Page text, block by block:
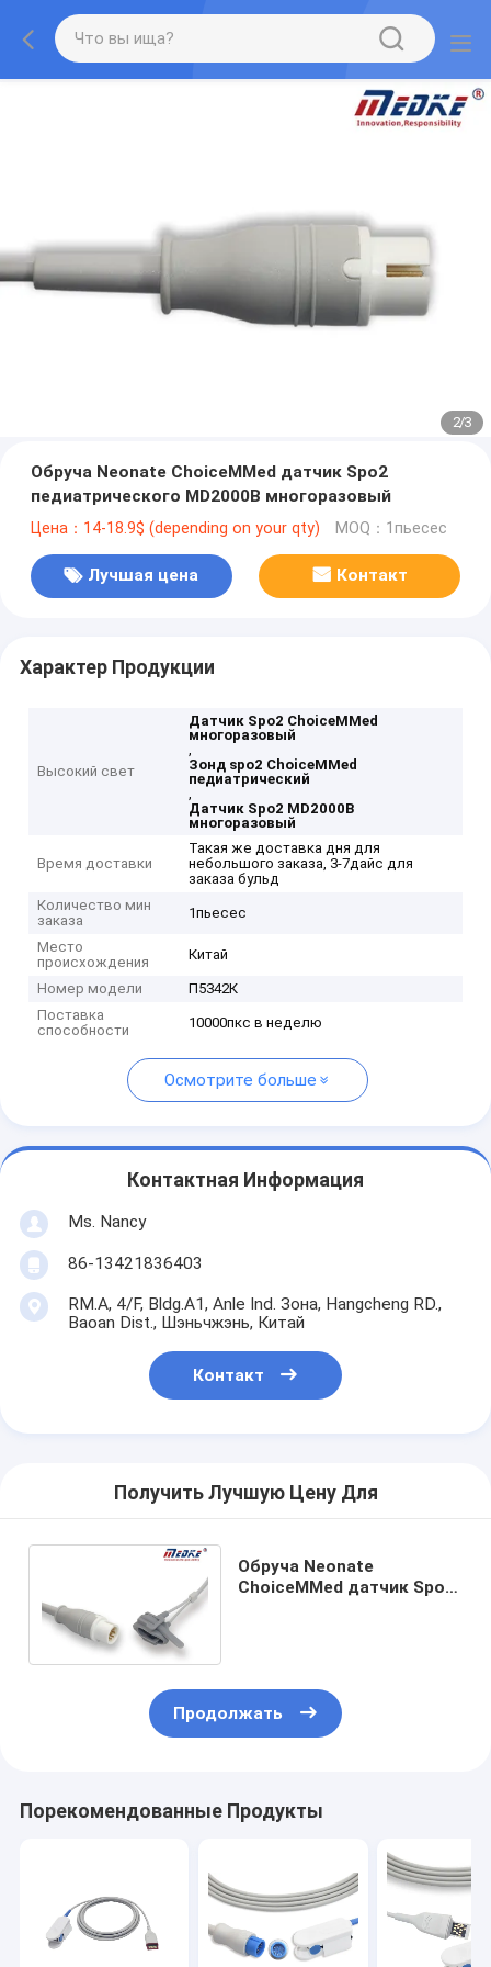
2/3
Обруча Neonate ChoiceMMed датчик Spo2
педиатрического MD2000B многоразовый
Цена：14-18.9$ (depending on your qty) MOQ：1пьесес
Лучшая цена Контакт
Характер Продукции
Высокий свет
Датчик Spo2 ChoiceMMed
многоразовый
,
Зонд spo2 ChoiceMMed
педиатрический
,
Датчик Spo2 MD2000B
многоразовый
Время доставки
Такая же доставка дня для
небольшого заказа, 3-7дайс для
заказа бульд
Количество мин
заказа
1пьесес
Место
происхождения
Китай
Номер модели
П5342К
Поставка
способности
10000пкс в неделю
Осмотрите больше
Контактная Информация
Ms. Nancy
86-13421836403
RM.A, 4/F, Bldg.A1, Anle Ind. Зона, Hangcheng RD.,
Baoan Dist., Шэньчжэнь, Китай
Контакт
Получить Лучшую Цену Для
Обруча Neonate
ChoiceMMed датчик Spo2
Продолжать
Порекомендованные Продукты